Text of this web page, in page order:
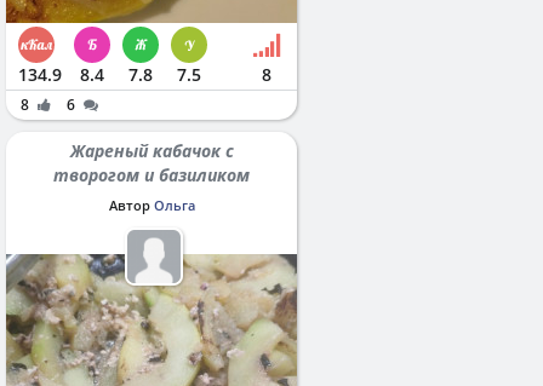
134.9 8.4 7.8 7.5 8
8 6
Жареный кабачок с
творогом и базиликом
Автор Ольга